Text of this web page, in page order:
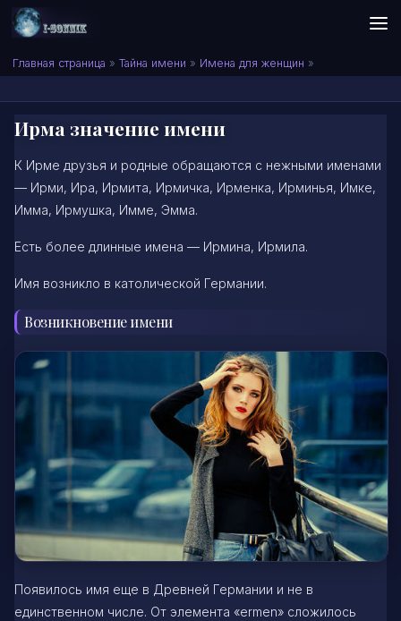
Skip to content
Сонник I-SONNIK.COM
Главная страница » Тайна имени » Имена для женщин »
Ирма значение имени
К Ирме друзья и родные обращаются с нежными именами
— Ирми, Ира, Ирмита, Ирмичка, Ирменка, Ирминья, Имке,
Имма, Ирмушка, Имме, Эмма.
Есть более длинные имена — Ирмина, Ирмила.
Имя возникло в католической Германии.
Возникновение имени
Появилось имя еще в Древней Германии и не в
единственном числе. От элемента «ermen» сложилось